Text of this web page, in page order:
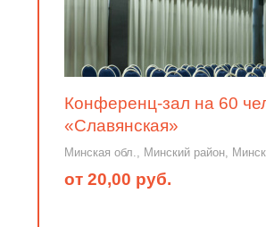
Конференц-зал на 60
«Славянская»
Минская обл., Минский район, Минск
от 20,00 руб.